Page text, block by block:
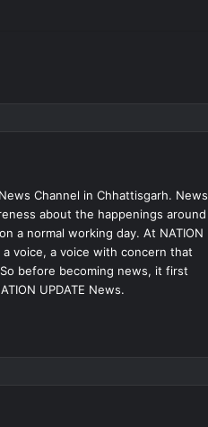
Channel in Chhattisgarh. News
about the happenings around
a normal working day. At NATION
voice, a voice with concern that
before becoming news, it first
UPDATE News.